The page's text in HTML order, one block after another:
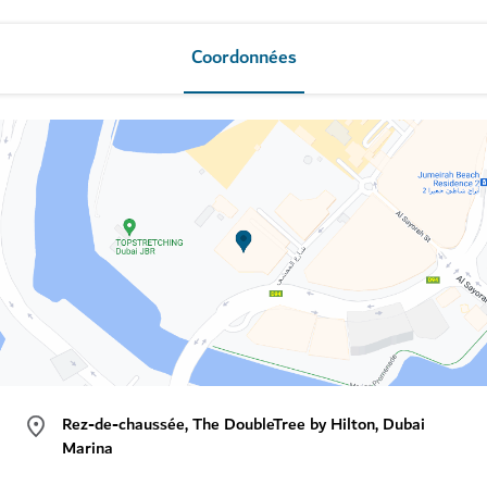
Coordonnées
Rez-de-chaussée, The DoubleTree by Hilton, Dubai
Marina